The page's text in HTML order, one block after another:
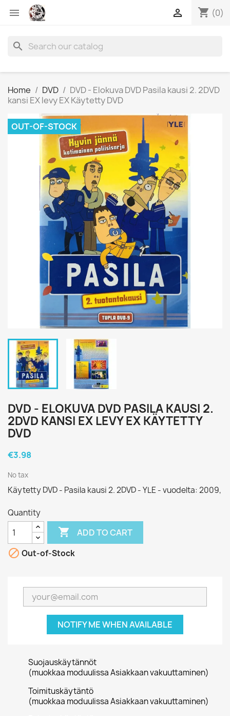
 shopping_cart (0)

search
Home DVD
DVD - Elokuva DVD Pasila kausi 2. 2DVD
kansi EX levy EX Käytetty DVD
OUT-OF-STOCK
DVD - ELOKUVA DVD PASILA KAUSI 2.
2DVD KANSI EX LEVY EX KÄYTETTY
DVD
€3.98
No tax
Käytetty DVD - Pasila kausi 2. 2DVD - YLE - vuodelta: 2009,
Quantity
 ADD TO CART
 Out-of-Stock
NOTIFY ME WHEN AVAILABLE
Suojauskäytännöt
(muokkaa moduulissa Asiakkaan vakuuttaminen)
Toimituskäytäntö
(muokkaa moduulissa Asiakkaan vakuuttaminen)